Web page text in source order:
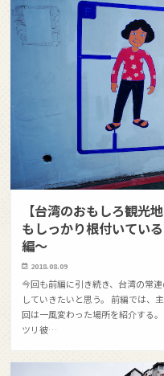
【台湾のおもしろ観光
もしっかり根付いてい
編〜
2018.08.09
今回も前編に引き続き、台湾の常
していきたいと思う。 前編では、
回は一風変わった場所を紹介する
ツリ彼…